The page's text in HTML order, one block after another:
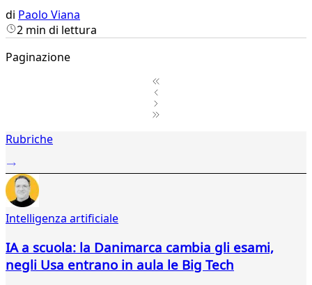
di Paolo Viana
2 min di lettura
Paginazione
2Rubriche
Intelligenza artificiale
IA a scuola: la Danimarca cambia gli esami,
negli Usa entrano in aula le Big Tech